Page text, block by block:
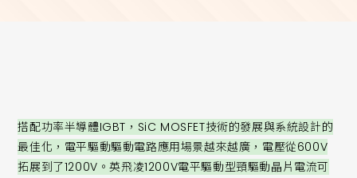
搭配功率半導體IGBT，SiC MOSFET技術的發展與系統設計的
最佳化，電平驅動驅動電路應用場景越來越廣，電壓從600V
拓展到了1200V。英飛凌1200V電平驅動型頸驅動晶片電流可